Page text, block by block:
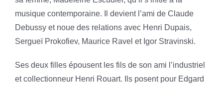
musique contemporaine. Il devient l’ami de Claude
Debussy et noue des relations avec Henri Dupais,
Sergueï Prokofiev, Maurice Ravel et Igor Stravinski.
Ses deux filles épousent les fils de son ami l’industriel
et collectionneur Henri Rouart. Ils posent pour Edgard